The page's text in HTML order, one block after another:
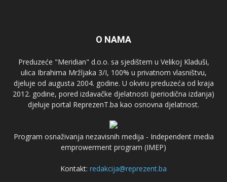
O NAMA
Preduzeće "Meridian" d.o.o. sa sjedištem u Velikoj Kladuši,
ulica Ibrahima Mržljaka 3/I, 100% u privatnom vlasništvu,
djeluje od augusta 2004. godine. U okviru preduzeća od kraja
2012. godine, pored izdavačke djelatnosti (periodična izdanja)
djeluje portal ReprezenT.ba kao osnovna djelatnost.
Program osnaživanja nezavisnih medija - Independent media
emprowerment program (IMEP)
Kontakt: redakcija@reprezent.ba